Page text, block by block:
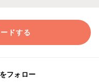
ドする
フォロー